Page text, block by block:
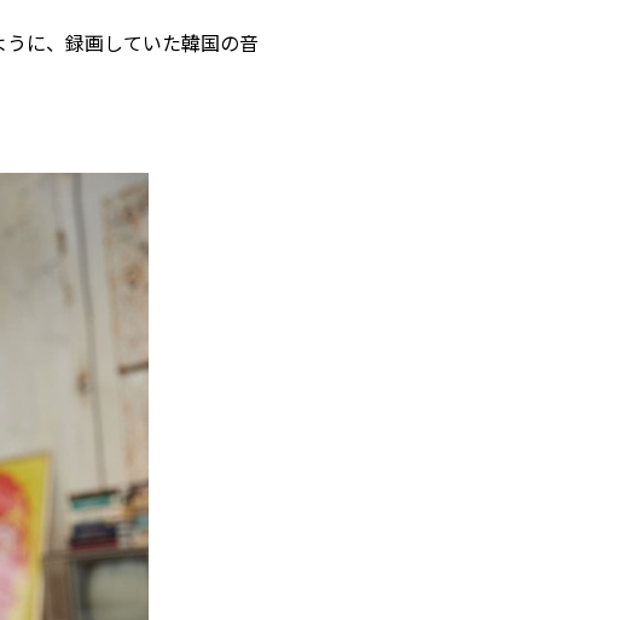
に、録画していた韓国の音